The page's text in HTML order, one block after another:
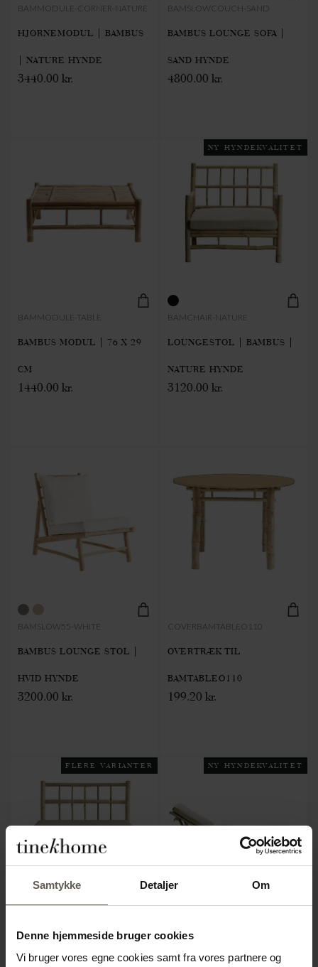
Samtykke Detaljer Om
Denne hjemmeside bruger cookies
Vi bruger vores egne cookies samt fra vores partnere og
BAMMODULE-CORNER-NATURE
HJØRNEMODUL | BAMBUS
| NATURE HYNDE
3440.00 kr.
BAMSLOWCOUCH-SAND
BAMBUS LOUNGE SOFA |
SAND HYNDE
4800.00 kr.
BAMMODULE-TABLE
BAMBUS MODUL | 76 X 29
CM
1440.00 kr.
NY HYNDEKVALITET
BAMCHAIR-NATURE
LOUNGESTOL | BAMBUS |
NATURE HYNDE
3120.00 kr.
BAMSLOW55-WHITE
BAMBUS LOUNGE STOL |
HVID HYNDE
3200.00 kr.
COVERBAMTABLEO110
OVERTRÆK TIL
BAMTABLEO110
199.20 kr.
FLERE VARIANTER
BAMMODULE-SAND
BAMBUS MODUL | SAND
NY HYNDEKVALITET
BAMBED-NATURE
SOLSENG | BAMBUS |